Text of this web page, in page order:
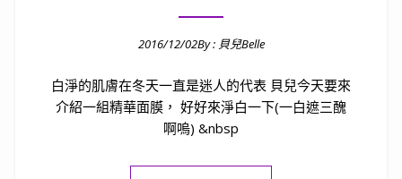
2016/12/02By : 貝兒Belle
白淨的肌膚在冬天一直是迷人的代表 貝兒今天要來
介紹一組精華面膜， 好好來淨白一下(一白遮三醜
啊嗚) &nbsp